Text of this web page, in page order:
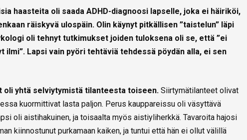
haasteita oli saada ADHD-diagnoosi lapselle, joka ei häiriköi,
räiskyvä ulospäin. Olin käynyt pitkällisen ”taistelun” läpi
oli tehnyt tutkimukset joiden tuloksena oli se, että ”ei
ilmi”. Lapsi vain pyöri tehtäviä tehdessä pöydän alla, ei sen
oli yhtä selviytymistä tilanteesta toiseen. Siirtymätilanteet olivat
kuormittivat lasta paljon. Perus kauppareissu oli väsyttävä
oli aistihakuinen, ja toisaalta myös aistiyliherkkä. Tavaroita hajosi
kiinnostunut purkamaan kaiken, ja tuntui että hän ei ollut välillä